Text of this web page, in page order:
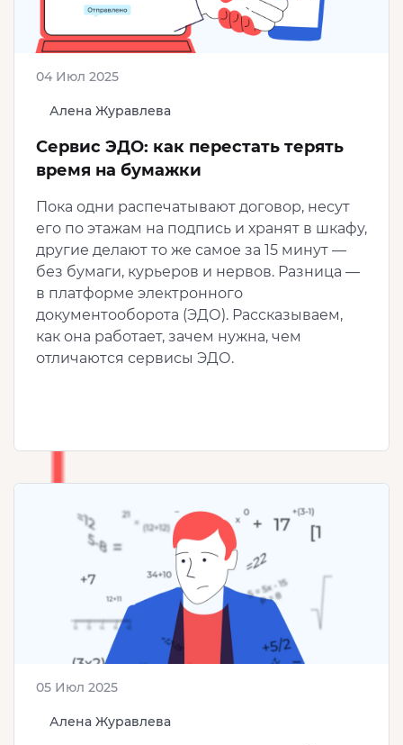
Алена Журавлева
04 Июл 2025
Сервис ЭДО: как перестать терять
время на бумажки
Пока одни распечатывают договор, несут
его по этажам на подпись и хранят в шкафу,
другие делают то же самое за 15 минут —
без бумаги, курьеров и нервов. Разница —
в платформе электронного
документооборота (ЭДО). Рассказываем,
как она работает, зачем нужна, чем
отличаются сервисы ЭДО.
Алена Журавлева
05 Июл 2025